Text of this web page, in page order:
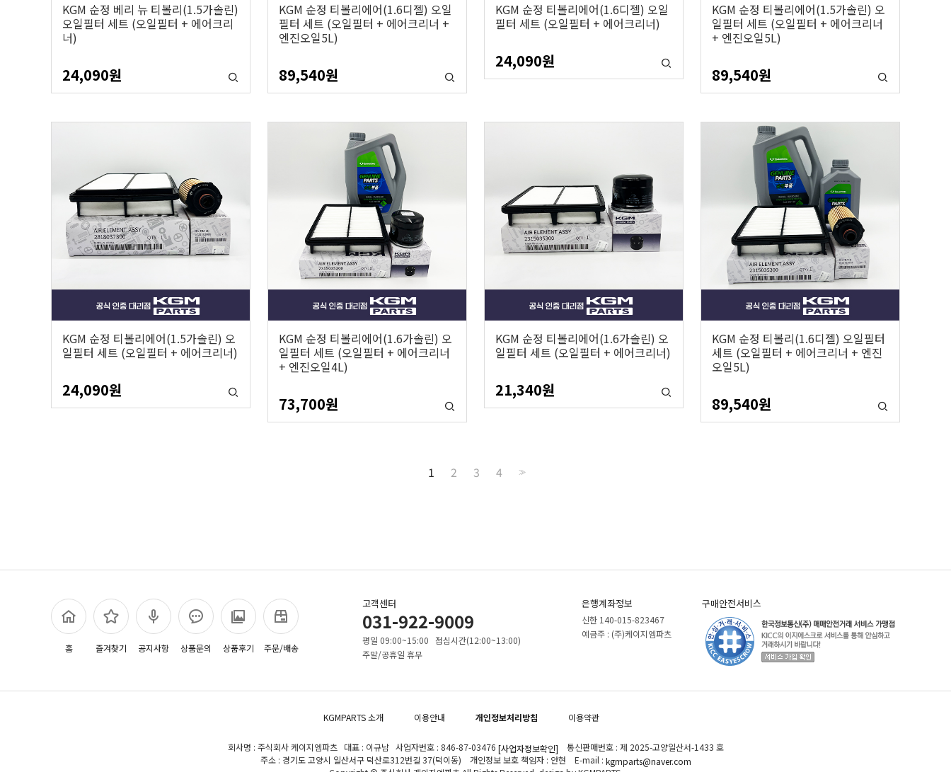
KGM 순정 베리 뉴 티볼리(1.5가솔린)
오일필터 세트 (오일필터 + 에어크리
너)
24,090원
KGM 순정 티볼리에어(1.6디젤) 오일
필터 세트 (오일필터 + 에어크리너 +
엔진오일5L)
89,540원
KGM 순정 티볼리에어(1.6디젤) 오일
필터 세트 (오일필터 + 에어크리너)
24,090원
KGM 순정 티볼리에어(1.5가솔린) 오
일필터 세트 (오일필터 + 에어크리너
+ 엔진오일5L)
89,540원
KGM 순정 티볼리에어(1.5가솔린) 오
일필터 세트 (오일필터 + 에어크리너)
24,090원
KGM 순정 티볼리에어(1.6가솔린) 오
일필터 세트 (오일필터 + 에어크리너
+ 엔진오일4L)
73,700원
KGM 순정 티볼리에어(1.6가솔린) 오
일필터 세트 (오일필터 + 에어크리너)
21,340원
KGM 순정 티볼리(1.6디젤) 오일필터
세트 (오일필터 + 에어크리너 + 엔진
오일5L)
89,540원
1 2 3 4 >>
홈 즐겨찾기 공지사항 상품문의 상품후기 주문/배송
고객센터
031-922-9009
평일 09:00~15:00 점심시간(12:00~13:00)
주말/공휴일 휴무
은행계좌정보
신한 140-015-823467
예금주 : (주)케이지엠파츠
구매안전서비스
KGMPARTS 소개 이용안내 개인정보처리방침 이용약관
회사명 : 주식회사 케이지엠파츠 대표 : 이규남 사업자번호 : 846-87-03476 [사업자정보확인] 통신판매번호 : 제 2025-고양일산서-1433 호
주소 : 경기도 고양시 일산서구 덕산로312번길 37(덕이동) 개인정보 보호 책임자 : 안현 E-mail : kgmparts@naver.com